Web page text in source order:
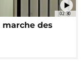
02:30
des